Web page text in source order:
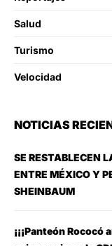
Salud
Turismo
Velocidad
NOTICIAS
SE RESTABLECEN
ENTRE MÉXICO Y
SHEINBAUM
¡¡¡Panteón